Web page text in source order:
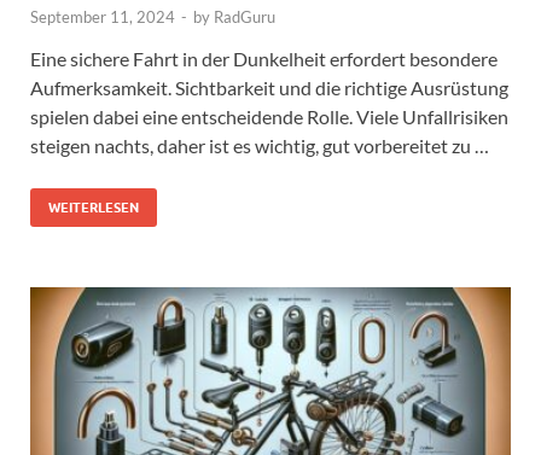
September 11, 2024 - by RadGuru
Eine sichere Fahrt in der Dunkelheit erfordert besondere
Aufmerksamkeit. Sichtbarkeit und die richtige Ausrüstung
spielen dabei eine entscheidende Rolle. Viele Unfallrisiken
steigen nachts, daher ist es wichtig, gut vorbereitet zu …
WEITERLESEN